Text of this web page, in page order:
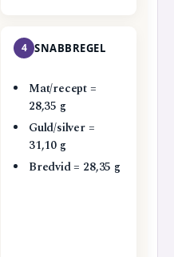
4 SNABBREGEL
Mat/recept =
28,35 g
Guld/silver =
31,10 g
Bredvid = 28,35 g